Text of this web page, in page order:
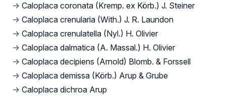
→ Caloplaca coronata (Kremp. ex Körb.) J. Steiner
→ Caloplaca crenularia (With.) J. R. Laundon
→ Caloplaca crenulatella (Nyl.) H. Olivier
→ Caloplaca dalmatica (A. Massal.) H. Olivier
→ Caloplaca decipiens (Arnold) Blomb. & Forssell
→ Caloplaca demissa (Körb.) Arup & Grube
→ Caloplaca dichroa Arup